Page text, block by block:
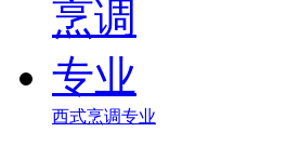
西式烹调专业